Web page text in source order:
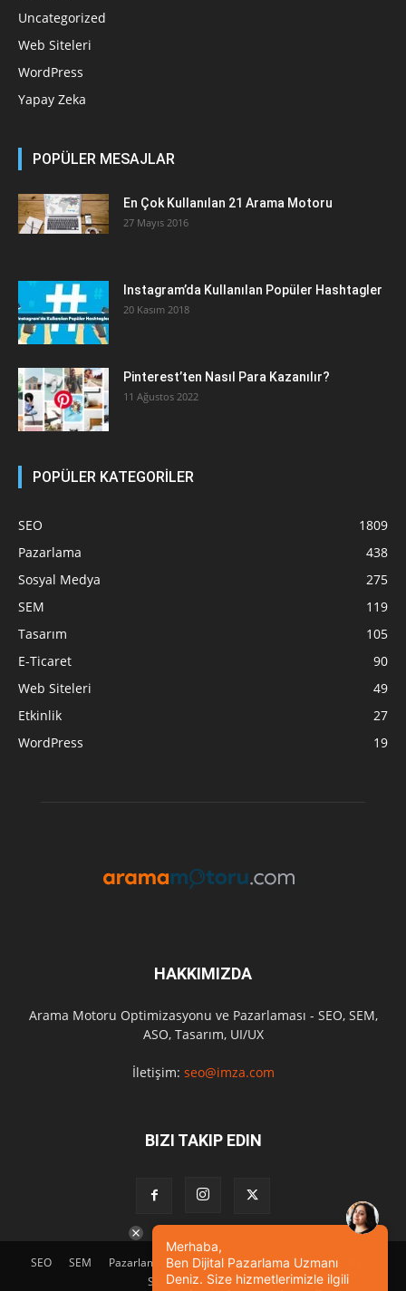
Uncategorized
Web Siteleri
WordPress
Yapay Zeka
POPÜLER MESAJLAR
En Çok Kullanılan 21 Arama Motoru
27 Mayıs 2016
Instagram’da Kullanılan Popüler Hashtagler
20 Kasım 2018
Pinterest’ten Nasıl Para Kazanılır?
11 Ağustos 2022
POPÜLER KATEGORİLER
SEO
1809
Pazarlama
438
Sosyal Medya
275
SEM
119
Tasarım
105
E-Ticaret
90
Web Siteleri
49
Etkinlik
27
WordPress
19
HAKKIMIZDA
Arama Motoru Optimizasyonu ve Pazarlaması - SEO, SEM,
ASO, Tasarım, UI/UX
İletişim: seo@imza.com
BIZI TAKIP EDIN
SEO SEM Pazarlama Tasarım Sosyal Medya
Etkinlik
SEO Eğitimi
İletişim
Merhaba,
Ben Dijital Pazarlama Uzmanı
Deniz. Size hizmetlerimizle ilgili